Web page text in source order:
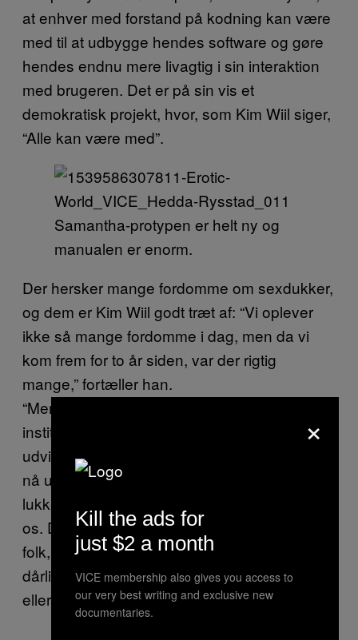
at enhver med forstand på kodning kan være
med til at udbygge hendes software og gøre
hendes endnu mere livagtig i sin interaktion
med brugeren. Det er på sin vis et
demokratisk projekt, hvor, som Kim Wiil siger,
“Alle kan være med”.
Samantha-protypen er helt ny og
manualen er enorm.
Der hersker mange fordomme om sexdukker,
og dem er Kim Wiil godt træt af: “Vi oplever
ikke så mange fordomme i dag, men da vi
kom frem for to år siden, var der rigtig
mange,” fortæller han.
“Men vi samarbejder med flere offentlige
institutioner for for eksempel
udviklingshæmmede, og vores koncept om at
nå ud til handicappede brugere har ligesom
lukket røven på de fleste, der gjorde grin med
os. Det er jo det samme som at gøre grin med
folk, som har svære handicap. Så vi får ikke
dårlig omtale længere, hverken for størrelsen
eller noget”.
×
Kill the ads for
just $2 a month
VICE membership also gives you access to
our very best writing and exclusive new
documentaries.